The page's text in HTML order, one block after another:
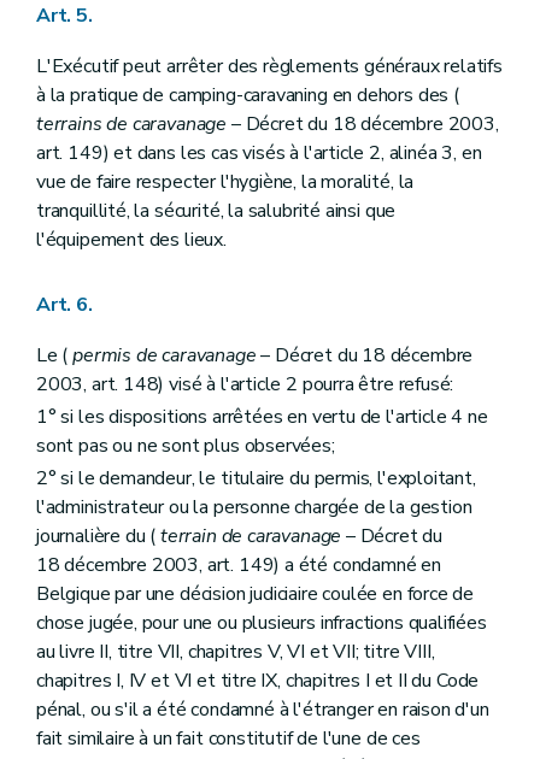
Art. 5.
L'Exécutif peut arrêter des règlements généraux relatifs
à la pratique de camping-caravaning en dehors des (
terrains de caravanage – Décret du 18 décembre 2003,
art. 149) et dans les cas visés à l'article 2, alinéa 3, en
vue de faire respecter l'hygiène, la moralité, la
tranquillité, la sécurité, la salubrité ainsi que
l'équipement des lieux.
Art. 6.
Le (permis de caravanage– Décret du 18 décembre
2003, art. 148) visé à l'article 2 pourra être refusé:
1° si les dispositions arrêtées en vertu de l'article 4 ne
sont pas ou ne sont plus observées;
2° si le demandeur, le titulaire du permis, l'exploitant,
l'administrateur ou la personne chargée de la gestion
journalière du (terrain de caravanage – Décret du
18 décembre 2003, art. 149) a été condamné en
Belgique par une décision judiciaire coulée en force de
chose jugée, pour une ou plusieurs infractions qualifiées
au livre II, titre VII, chapitres V, VI et VII; titre VIII,
chapitres I, IV et VI et titre IX, chapitres I et II du Code
pénal, ou s'il a été condamné à l'étranger en raison d'un
fait similaire à un fait constitutif de l'une de ces